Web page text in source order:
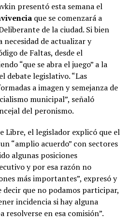
presentó esta semana el
que se comenzará a
de la ciudad. Si bien
necesidad de actualizar y
de Faltas, desde el
“que se abra el juego” a la
debate legislativo. “Las
a imagen y semejanza de
municipal”, señaló
del peronismo.
Libre, el legislador explicó que el
“amplio acuerdo” con sectores
algunas posiciones
y por esa razón no
más importantes”, expresó y
decir que no podamos participar,
incidencia si hay alguna
resolverse en esa comisión”.